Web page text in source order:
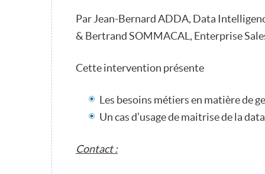
Par Jean-Bernard ADDA, Data
& Bertrand SOMMACAL, Enterprise
Cette intervention présente
Les besoins métiers en matière de
Un cas d’usage de maitrise de la data
Contact :